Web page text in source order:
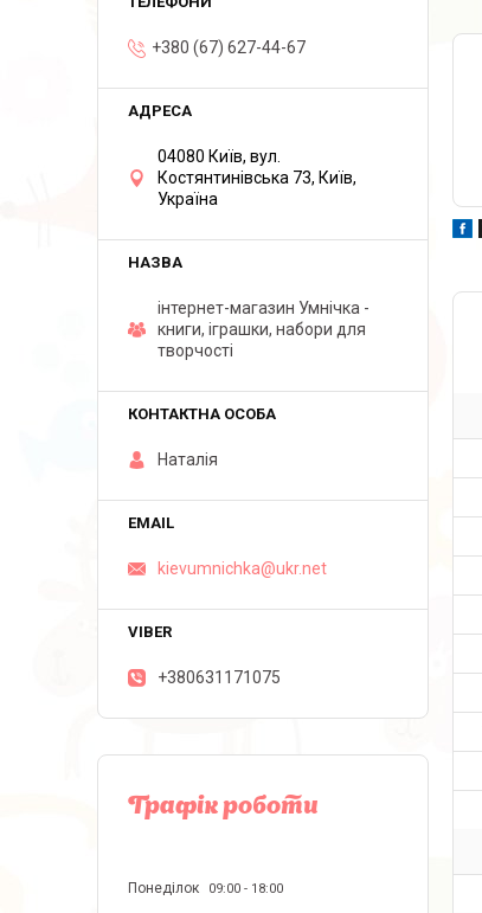
+380 (67) 627-44-67
04080 Київ, вул.
Костянтинівська 73, Київ,
Україна
інтернет-магазин Умнічка -
книги, іграшки, набори для
творчості
Наталія
kievumnichka@ukr.net
+380631171075
Графік роботи
Понеділок 09:00 18:00